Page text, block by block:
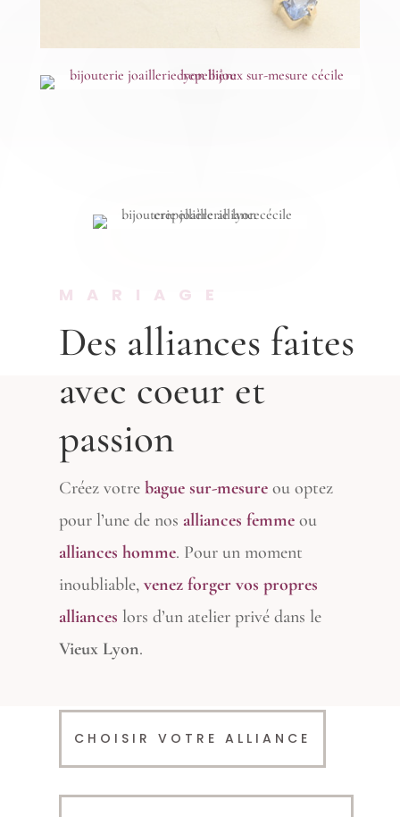
MARIAGE
Des alliances faites
avec coeur et
passion
Créez votrebague sur-mesure ou optez
pour l’une de nosalliances femme ou
alliances homme. Pour un moment
inoubliable,venez forger vos propres
alliances lors d’un atelier privé dans le
Vieux Lyon.
CHOISIR VOTRE ALLIANCE